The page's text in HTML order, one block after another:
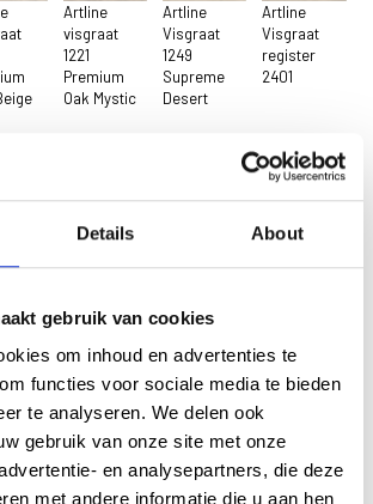
Details About
gebruik van cookies
om inhoud en advertenties te
functies voor sociale media te bieden
te analyseren. We delen ook
gebruik van onze site met onze
en analysepartners, die deze
met andere informatie die u aan hen
Artline
visgraat
1221
Premium
Oak Mystic
Artline
Visgraat
1249
Supreme
Desert
Artline
Visgraat
register
2401
dit product?
uw wensen of bel ons gerust op, wij